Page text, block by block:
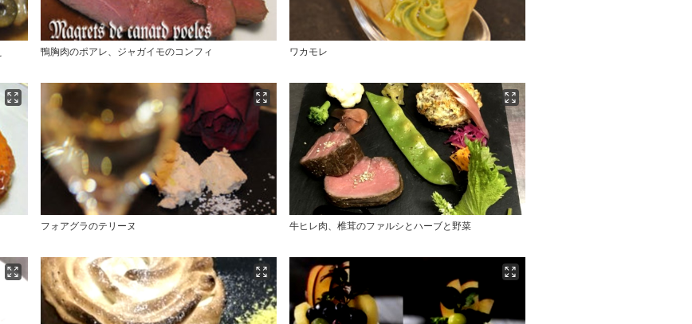
鴨胸肉のポアレ、ジャガイモのコンフィ ワカモレ
フォアグラのテリーヌ 牛ヒレ肉、椎茸のファルシとハーブと野菜